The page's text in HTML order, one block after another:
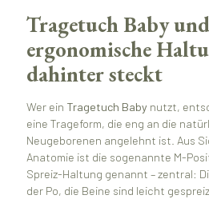
Tragetuch Baby und
ergonomische
dahinter steckt
Wer ein Tragetuch Baby nutzt,
eine Trageform, die eng an die
Neugeborenen angelehnt ist. Aus
Anatomie ist die sogenannte M-
Spreiz-Haltung genannt – zentral:
der Po, die Beine sind leicht